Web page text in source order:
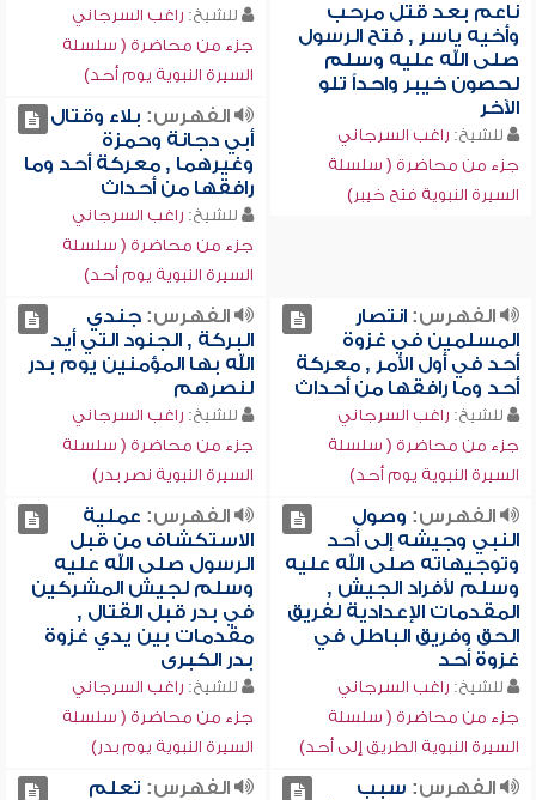
ناعم بعد قتل مرحب
وأخيه ياسر , فتح الرسول
صلى الله عليه وسلم
لحصون خيبر واحداً تلو
الآخر
للشيخ: راغب السرجاني
جزء من محاضرة ( سلسلة
السيرة النبوية فتح خيبر)
للشيخ: راغب السرجاني
جزء من محاضرة ( سلسلة
السيرة النبوية يوم أحد)
الفهرس: بلاء وقتال
أبي دجانة وحمزة
وغيرهما , معركة أحد وما
رافقها من أحداث
للشيخ: راغب السرجاني
جزء من محاضرة ( سلسلة
السيرة النبوية يوم أحد)
الفهرس:انتصار
المسلمين في غزوة
أحد في أول الأمر , معركة
أحد وما رافقها من أحداث
للشيخ: راغب السرجاني
جزء من محاضرة ( سلسلة
السيرة النبوية يوم أحد)
الفهرس:جندي
البركة , الجنود التي أيد
الله بها المؤمنين يوم بدر
لنصرهم
للشيخ: راغب السرجاني
جزء من محاضرة ( سلسلة
السيرة النبوية نصر بدر)
الفهرس: وصول
النبي وجيشه إلى أحد
وتوجيهاته صلى الله عليه
وسلم لأفراد الجيش ,
المقدمات الإعدادية لفريق
الحق وفريق الباطل في
غزوة أحد
للشيخ: راغب السرجاني
جزء من محاضرة ( سلسلة
السيرة النبوية الطريق إلى أحد)
الفهرس: عملية
الاستكشاف من قبل
الرسول صلى الله عليه
وسلم لجيش المشركين
في بدر قبل القتال ,
مقدمات بين يدي غزوة
بدر الكبرى
للشيخ: راغب السرجاني
جزء من محاضرة ( سلسلة
السيرة النبوية يوم بدر)
الفهرس: سبب
الفهرس: تعلم